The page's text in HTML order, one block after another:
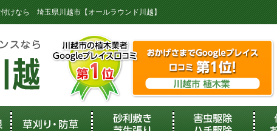
けなら 埼玉県川越市【オールラウンド川越】